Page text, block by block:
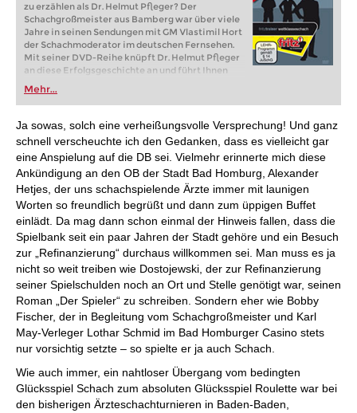
zu erzählen als Dr. Helmut Pfleger? Der
Schachgroßmeister aus Bamberg war über viele
Jahre in seinen Sendungen mit GM Vlastimil Hort
der Schachmoderator im deutschen Fernsehen.
Mit seiner DVD-Reihe knüpft Dr. Helmut Pfleger
an diese Erfolgsgeschichte an und führt Ihnen
ausgewählte „Juwelen der Schachgeschichte“ in
Bild und Ton vor.
Mehr...
Ja sowas, solch eine verheißungsvolle Versprechung! Und ganz
schnell verscheuchte ich den Gedanken, dass es vielleicht gar
eine Anspielung auf die DB sei. Vielmehr erinnerte mich diese
Ankündigung an den OB der Stadt Bad Homburg, Alexander
Hetjes, der uns schachspielende Ärzte immer mit launigen
Worten so freundlich begrüßt und dann zum üppigen Buffet
einlädt. Da mag dann schon einmal der Hinweis fallen, dass die
Spielbank seit ein paar Jahren der Stadt gehöre und ein Besuch
zur „Refinanzierung“ durchaus willkommen sei. Man muss es ja
nicht so weit treiben wie Dostojewski, der zur Refinanzierung
seiner Spielschulden noch an Ort und Stelle genötigt war, seinen
Roman „Der Spieler“ zu schreiben. Sondern eher wie Bobby
Fischer, der in Begleitung vom Schachgroßmeister und Karl
May-Verleger Lothar Schmid im Bad Homburger Casino stets
nur vorsichtig setzte – so spielte er ja auch Schach.
Wie auch immer, ein nahtloser Übergang vom bedingten
Glücksspiel Schach zum absoluten Glücksspiel Roulette war bei
den bisherigen Ärzteschachturnieren in Baden-Baden,